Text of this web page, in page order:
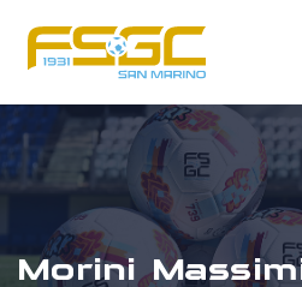
Morini